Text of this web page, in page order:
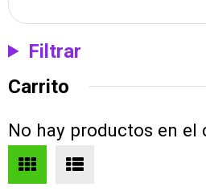
Filtrar
Carrito
No hay productos en el